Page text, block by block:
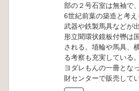
部の２号石室は無袖で
6世紀前葉の築造と考
武器や鉄製馬具などが
形立聞環状鏡板付轡は
される。埴輪や馬具、
る考察も充実している
ヨダレもんの一冊とな
財センターで販売してい